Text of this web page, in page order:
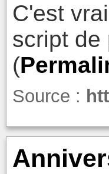
C'est
script de
(
Source :